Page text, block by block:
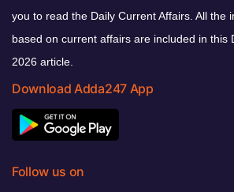
you to read the Daily Current Affairs. All the
based on current affairs are included in this
2026 article.
Download Adda247 App
Follow us on